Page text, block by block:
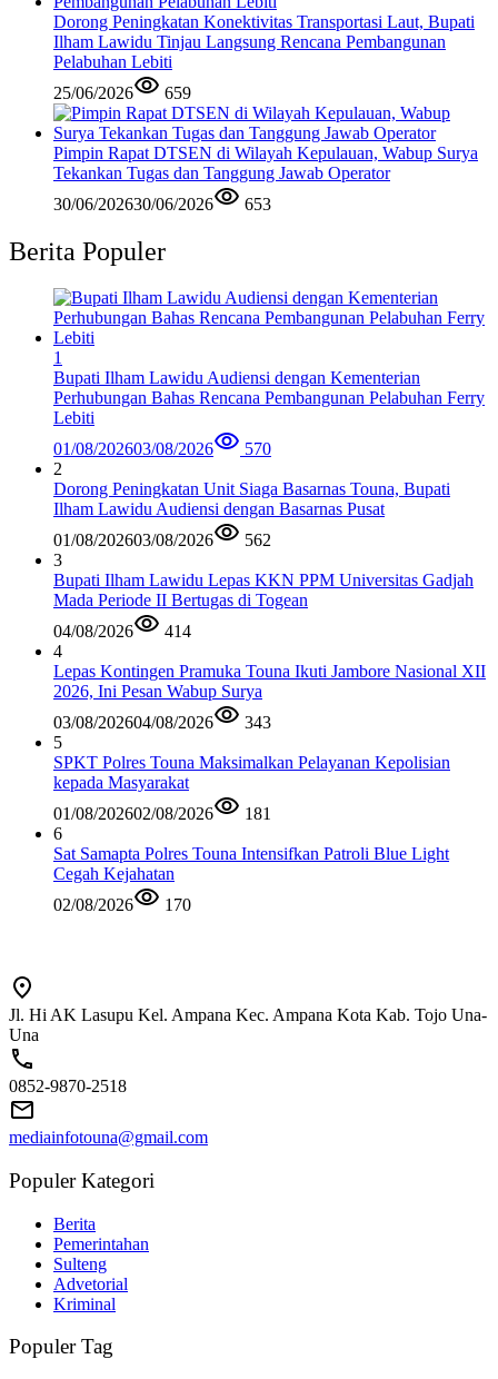
Dorong Peningkatan Konektivitas Transportasi Laut, Bupati
Ilham Lawidu Tinjau Langsung Rencana Pembangunan
Pelabuhan Lebiti
25/06/2026
659
Pimpin Rapat DTSEN di Wilayah Kepulauan, Wabup Surya
Tekankan Tugas dan Tanggung Jawab Operator
30/06/202630/06/2026 653
Berita Populer
1
Bupati Ilham Lawidu Audiensi dengan Kementerian
Perhubungan Bahas Rencana Pembangunan Pelabuhan Ferry
Lebiti
01/08/202603/08/2026
570
2
Dorong Peningkatan Unit Siaga Basarnas Touna, Bupati
Ilham Lawidu Audiensi dengan Basarnas Pusat
01/08/202603/08/2026
562
3
Bupati Ilham Lawidu Lepas KKN PPM Universitas Gadjah
Mada Periode II Bertugas di Togean
04/08/2026
414
4
Lepas Kontingen Pramuka Touna Ikuti Jambore Nasional XII
2026, Ini Pesan Wabup Surya
03/08/202604/08/2026
343
5
SPKT Polres Touna Maksimalkan Pelayanan Kepolisian
kepada Masyarakat
01/08/202602/08/2026
181
6
Sat Samapta Polres Touna Intensifkan Patroli Blue Light
Cegah Kejahatan
02/08/2026
170
Jl. Hi AK Lasupu Kel. Ampana Kec. Ampana Kota Kab. Tojo Una-
Una
0852-9870-2518
mediainfotouna@gmail.com
Populer Kategori
Berita
Pemerintahan
Sulteng
Advetorial
Kriminal
Populer Tag